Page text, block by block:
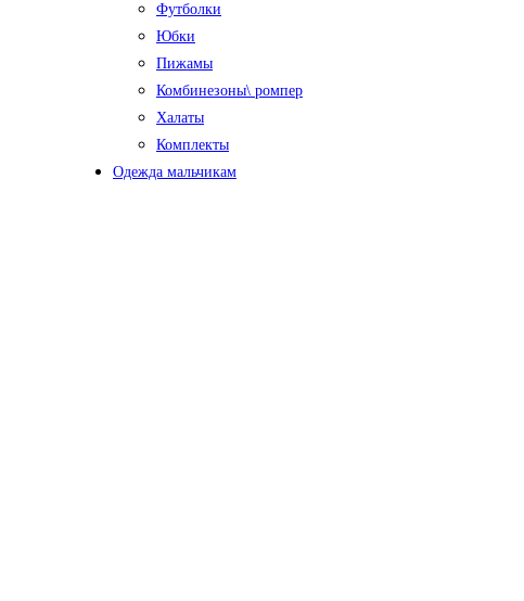
Футболки
Юбки
Пижамы
Комбинезоны\ ромпер
Халаты
Комплекты
Одежда мальчикам